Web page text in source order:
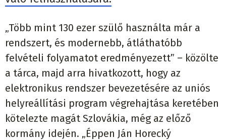
„Több mint 130 ezer szülő használta már a
rendszert, és modernebb, átláthatóbb
felvételi folyamatot eredményezett” – közölte
a tárca, majd arra hivatkozott, hogy az
elektronikus rendszer bevezetésére az uniós
helyreállítási program végrehajtása keretében
kötelezte magát Szlovákia, még az előző
kormány idején. „Éppen Ján Horecký